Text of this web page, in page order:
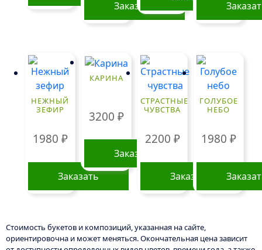
Заказать
НЕЖНЫЙ
ЗЕФИР
1980 ₽
Заказать
КАРИНА
3200 ₽
Заказать
СТРАСТНЫЕ
ЧУВСТВА
2200 ₽
Заказать
ГОЛУБОЕ
НЕБО
1980 ₽
Стоимость букетов и композиций, указанная на сайте,
ориентировочна и может меняться. Окончательная цена зависит